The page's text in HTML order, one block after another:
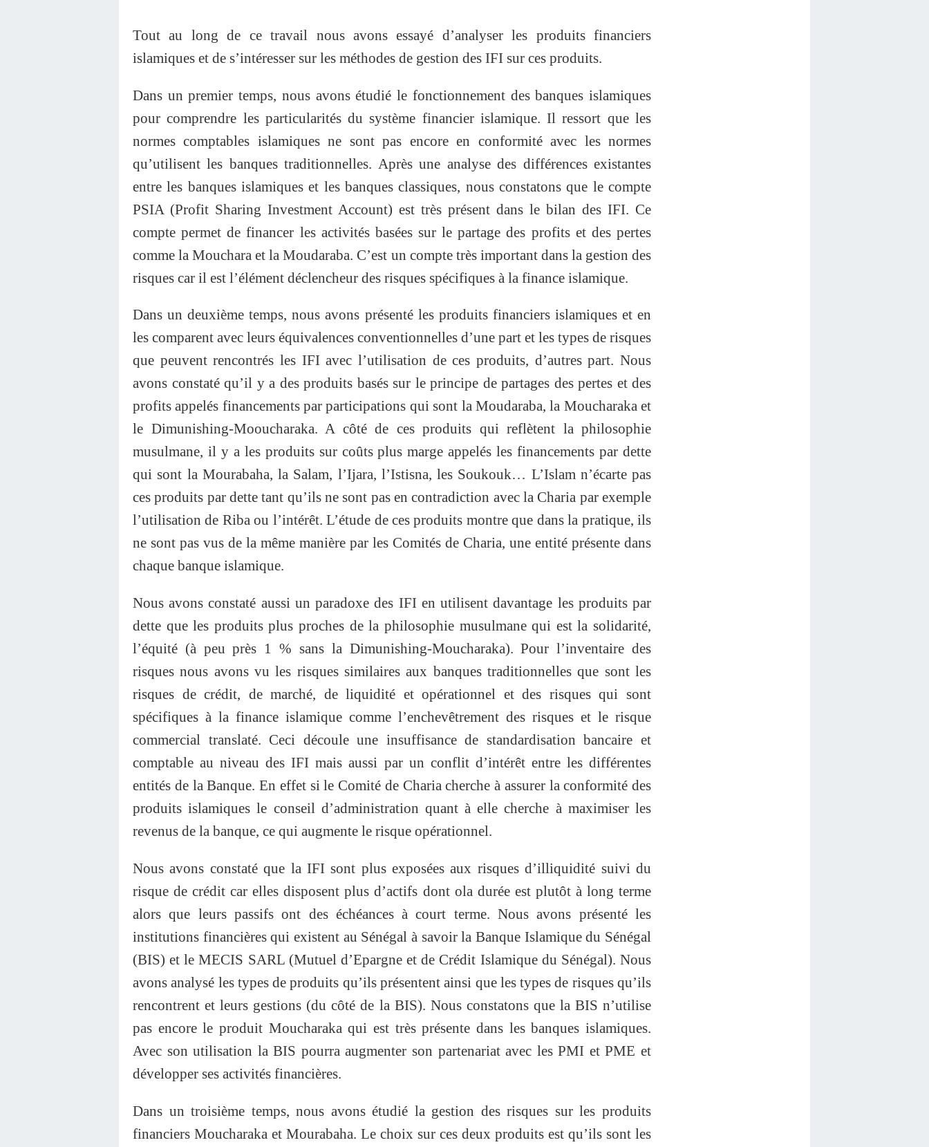
Tout au long de ce travail nous avons essayé d’analyser les produits financiers
islamiques et de s’intéresser sur les méthodes de gestion des IFI sur ces produits.
Dans un premier temps, nous avons étudié le fonctionnement des banques islamiques
pour comprendre les particularités du système financier islamique. Il ressort que les
normes comptables islamiques ne sont pas encore en conformité avec les normes
qu’utilisent les banques traditionnelles. Après une analyse des différences existantes
entre les banques islamiques et les banques classiques, nous constatons que le compte
PSIA (Profit Sharing Investment Account) est très présent dans le bilan des IFI. Ce
compte permet de financer les activités basées sur le partage des profits et des pertes
comme la Mouchara et la Moudaraba. C’est un compte très important dans la gestion des
risques car il est l’élément déclencheur des risques spécifiques à la finance islamique.
Dans un deuxième temps, nous avons présenté les produits financiers islamiques et en
les comparent avec leurs équivalences conventionnelles d’une part et les types de risques
que peuvent rencontrés les IFI avec l’utilisation de ces produits, d’autres part. Nous
avons constaté qu’il y a des produits basés sur le principe de partages des pertes et des
profits appelés financements par participations qui sont la Moudaraba, la Moucharaka et
le Dimunishing-Mooucharaka. A côté de ces produits qui reflètent la philosophie
musulmane, il y a les produits sur coûts plus marge appelés les financements par dette
qui sont la Mourabaha, la Salam, l’Ijara, l’Istisna, les Soukouk… L’Islam n’écarte pas
ces produits par dette tant qu’ils ne sont pas en contradiction avec la Charia par exemple
l’utilisation de Riba ou l’intérêt. L’étude de ces produits montre que dans la pratique, ils
ne sont pas vus de la même manière par les Comités de Charia, une entité présente dans
chaque banque islamique.
Nous avons constaté aussi un paradoxe des IFI en utilisent davantage les produits par
dette que les produits plus proches de la philosophie musulmane qui est la solidarité,
l’équité (à peu près 1 % sans la Dimunishing-Moucharaka). Pour l’inventaire des
risques nous avons vu les risques similaires aux banques traditionnelles que sont les
risques de crédit, de marché, de liquidité et opérationnel et des risques qui sont
spécifiques à la finance islamique comme l’enchevêtrement des risques et le risque
commercial translaté. Ceci découle une insuffisance de standardisation bancaire et
comptable au niveau des IFI mais aussi par un conflit d’intérêt entre les différentes
entités de la Banque. En effet si le Comité de Charia cherche à assurer la conformité des
produits islamiques le conseil d’administration quant à elle cherche à maximiser les
revenus de la banque, ce qui augmente le risque opérationnel.
Nous avons constaté que la IFI sont plus exposées aux risques d’illiquidité suivi du
risque de crédit car elles disposent plus d’actifs dont ola durée est plutôt à long terme
alors que leurs passifs ont des échéances à court terme. Nous avons présenté les
institutions financières qui existent au Sénégal à savoir la Banque Islamique du Sénégal
(BIS) et le MECIS SARL (Mutuel d’Epargne et de Crédit Islamique du Sénégal). Nous
avons analysé les types de produits qu’ils présentent ainsi que les types de risques qu’ils
rencontrent et leurs gestions (du côté de la BIS). Nous constatons que la BIS n’utilise
pas encore le produit Moucharaka qui est très présente dans les banques islamiques.
Avec son utilisation la BIS pourra augmenter son partenariat avec les PMI et PME et
développer ses activités financières.
Dans un troisième temps, nous avons étudié la gestion des risques sur les produits
financiers Moucharaka et Mourabaha. Le choix sur ces deux produits est qu’ils sont les